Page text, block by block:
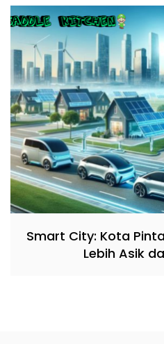
Smart City: Kota
Lebih Asik